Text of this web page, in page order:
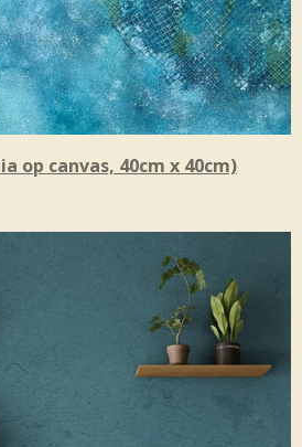
op canvas, 40cm x 40cm)